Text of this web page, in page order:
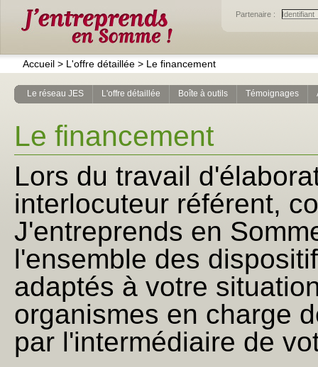
Partenaire :
Accueil > L'offre détaillée > Le financement
Le réseau JES L'offre détaillée Boîte à outils Témoignages
Le financement
Lors du travail
interlocuteur référent,
J'entreprends en
l'ensemble des
adaptés à votre
organismes en charge
par l'intermédiaire de